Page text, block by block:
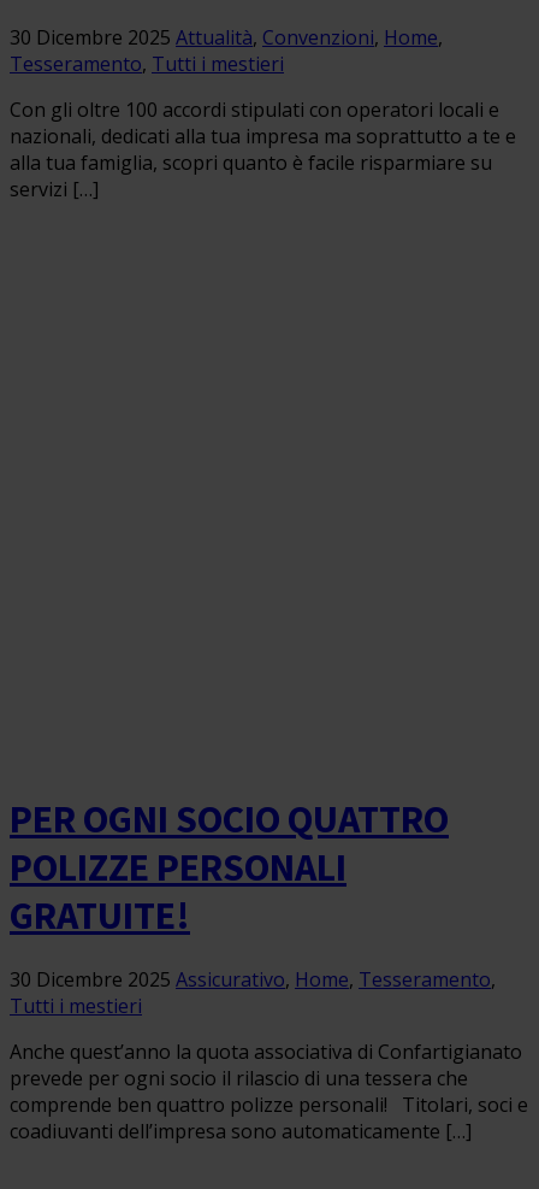
30 Dicembre 2025 Attualità, Convenzioni, Home,
Tesseramento, Tutti i mestieri
Con gli oltre 100 accordi stipulati con operatori locali e
nazionali, dedicati alla tua impresa ma soprattutto a te e
alla tua famiglia, scopri quanto è facile risparmiare su
servizi […]
PER OGNI SOCIO QUATTRO
POLIZZE PERSONALI
GRATUITE!
30 Dicembre 2025 Assicurativo, Home, Tesseramento,
Tutti i mestieri
Anche quest’anno la quota associativa di Confartigianato
prevede per ogni socio il rilascio di una tessera che
comprende ben quattro polizze personali! Titolari, soci e
coadiuvanti dell’impresa sono automaticamente […]